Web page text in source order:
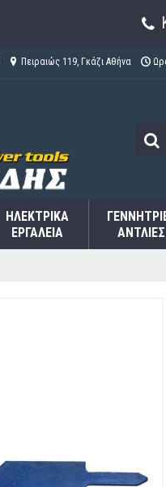
Πειραιώς 119, Γκάζι Αθήνα
ΗΛΕΚΤΡΙΚΆ
ΕΡΓΑΛΕΊΑ
ΑΝΤΛΊΕΣ